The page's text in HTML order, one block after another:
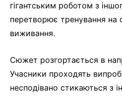
гігантським роботом з
перетворює тренування на
виживання.
Сюжет розгортається в
Учасники проходять
несподівано стикаються з